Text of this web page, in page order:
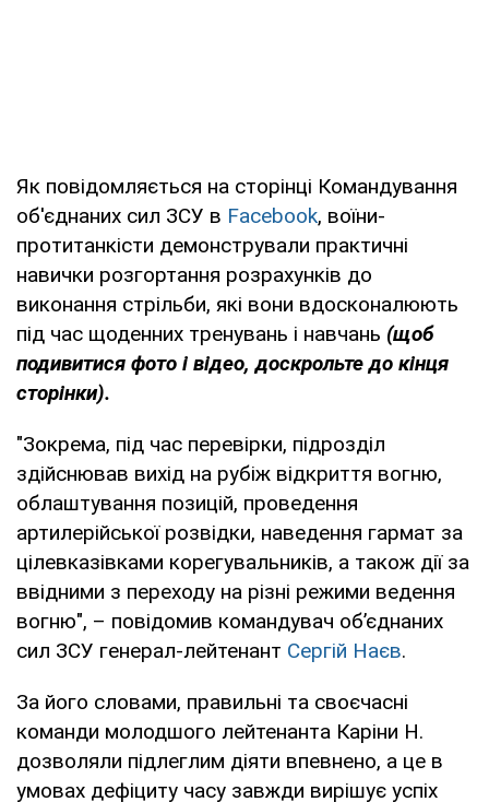
Як повідомляється на сторінці Командування
об'єднаних сил ЗСУ в Facebook, воїни-
протитанкісти демонстрували практичні
навички розгортання розрахунків до
виконання стрільби, які вони вдосконалюють
під час щоденних тренувань і навчань (щоб
подивитися фото і відео, доскрольте до кінця
сторінки).
"Зокрема, під час перевірки, підрозділ
здійснював вихід на рубіж відкриття вогню,
облаштування позицій, проведення
артилерійської розвідки, наведення гармат за
цілевказівками корегувальників, а також дії за
ввідними з переходу на різні режими ведення
вогню", – повідомив командувач об’єднаних
сил ЗСУ генерал-лейтенант Сергій Наєв.
За його словами, правильні та своєчасні
команди молодшого лейтенанта Каріни Н.
дозволяли підлеглим діяти впевнено, а це в
умовах дефіциту часу завжди вирішує успіх